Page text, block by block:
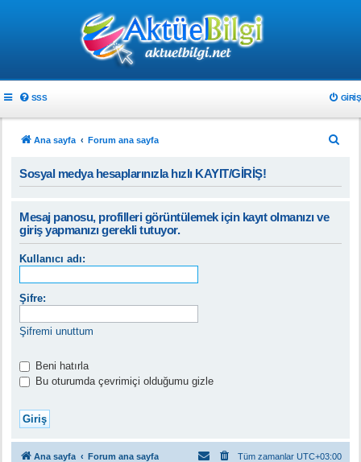
SSS GIRIŞ
Ana sayfa Forum ana sayfa
Sosyal medya hesaplarınızla hızlı KAYIT/GİRİŞ!
Mesaj panosu, profilleri görüntülemek için kayıt olmanızı ve
giriş yapmanızı gerekli tutuyor.
Kullanıcı adı:
Şifre:
Şifremi unuttum
Beni hatırla
Bu oturumda çevrimiçi olduğumu gizle
Ana sayfa Forum ana sayfa Tüm zamanlar UTC+03:00